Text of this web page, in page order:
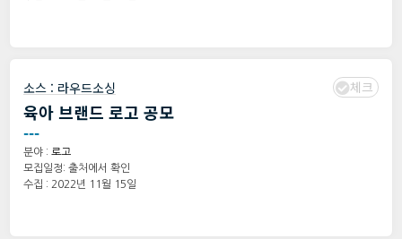
소스 : 라우드소싱 체크
육아 브랜드 로고 공모
---
분야 : 로고
모집일정: 출처에서 확인
수집 : 2022년 11월 15일